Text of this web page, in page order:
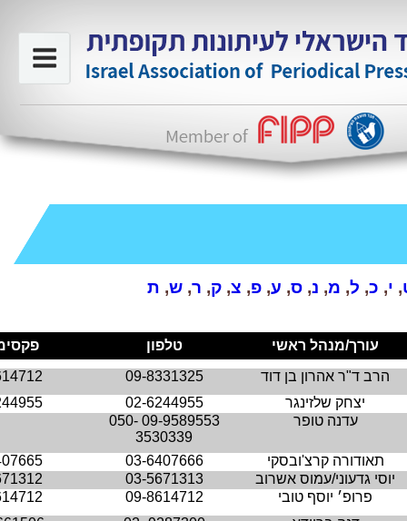
, י, כ, ל, מ, נ, ס, ע, פ, צ, ק, ר, ש, ת
עורך/מנהל ראשי טלפון
הרב ד"ר אהרון בן דוד
09-8331325
יצחק שלזינגר
02-6244955
עדנה טופר
09-9589553
050-
3530339
תאודורה קרצ'ובסקי
03-6407666
יוסי גדעוני/עמוס אשרוב
03-5671313
פרופ׳ יוסף טובי
09-8614712